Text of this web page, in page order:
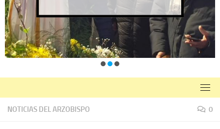
NOTICIAS DEL ARZOBISPO 0